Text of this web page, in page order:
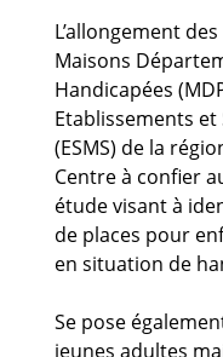
L’allongement
Maisons
Handicapées
Etablissements et
(ESMS) de la
Centre à confier
étude visant à
de places pour
en situation de
Se pose
jeunes adultes